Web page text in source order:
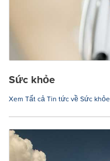
Sức khỏe
Xem Tất cả Tin tức về Sức khỏe